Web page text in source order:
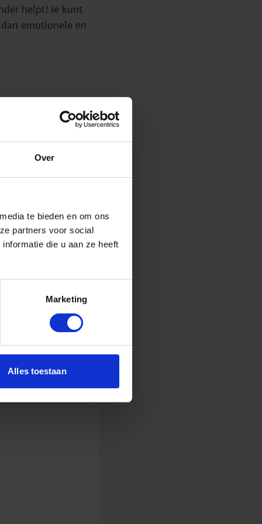
Over
te bieden en om ons
partners voor social
die u aan ze heeft
Marketing
Alles toestaan
helpt! Je kunt
emotionele en
dagboekje bij met
ook direct contact
voor slachtoffers
kunnen we
verdienen. En